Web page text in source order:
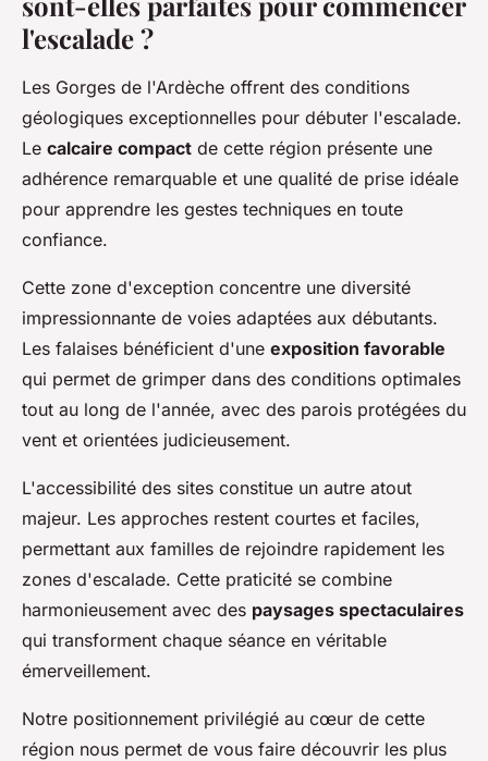
l'escalade ?
Les Gorges de l'Ardèche offrent des conditions
géologiques exceptionnelles pour débuter l'escalade.
Le calcaire compact de cette région présente une
adhérence remarquable et une qualité de prise idéale
pour apprendre les gestes techniques en toute
confiance.
Cette zone d'exception concentre une diversité
impressionnante de voies adaptées aux débutants.
Les falaises bénéficient d'une exposition favorable
qui permet de grimper dans des conditions optimales
tout au long de l'année, avec des parois protégées du
vent et orientées judicieusement.
L'accessibilité des sites constitue un autre atout
majeur. Les approches restent courtes et faciles,
permettant aux familles de rejoindre rapidement les
zones d'escalade. Cette praticité se combine
harmonieusement avec des paysages spectaculaires
qui transforment chaque séance en véritable
émerveillement.
Notre positionnement privilégié au cœur de cette
région nous permet de vous faire découvrir les plus